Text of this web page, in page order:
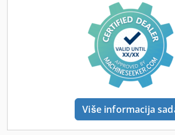
Više informacija